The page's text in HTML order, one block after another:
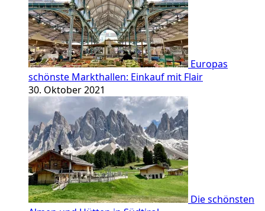
Europas
schönste Markthallen: Einkauf mit Flair
30. Oktober 2021
Die schönsten